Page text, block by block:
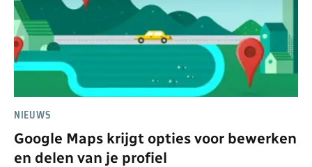
NIEUWS
Google Maps krijgt opties voor bewerken
en delen van je profiel